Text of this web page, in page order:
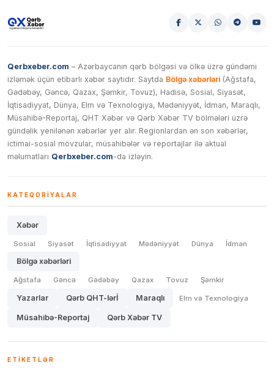
Qerbxeber.com – Azərbaycanın qərb bölgəsi və ölkə üzrə gündəmi
izləmək üçün etibarlı xəbər saytıdır. Saytda Bölgə xəbərləri (Ağstafa,
Gədəbəy, Gəncə, Qazax, Şəmkir, Tovuz), Hadisə, Sosial, Siyasət,
İqtisadiyyat, Dünya, Elm və Texnologiya, Mədəniyyət, İdman, Maraqlı,
Müsahibə-Reportaj, QHT Xəbər və Qərb Xəbər TV bölmələri üzrə
gündəlik yenilənən xəbərlər yer alır. Regionlardan ən son xəbərlər,
ictimai-sosial mövzular, müsahibələr və reportajlar ilə aktual
məlumatları Qerbxeber.com-da izləyin.
KATEQORIYALAR
Xəbər
Sosial Siyasət İqtisadiyyat Mədəniyyət Dünya İdman
Bölgə xəbərləri
Ağstafa Gəncə Gədəbəy Qazax Tovuz Şəmkir
Yazarlar Qərb QHT-lərİ Maraqlı Elm və Texnologiya
Müsahibə-Reportaj Qərb Xəbər TV
ETIKETLƏR